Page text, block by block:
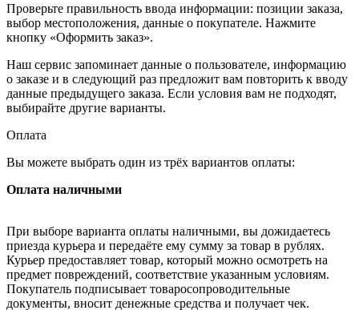
Проверьте правильность ввода информации: позиции заказа,
выбор местоположения, данные о покупателе. Нажмите
кнопку «Оформить заказ».
Наш сервис запоминает данные о пользователе, информацию
о заказе и в следующий раз предложит вам повторить к вводу
данные предыдущего заказа. Если условия вам не подходят,
выбирайте другие варианты.
Оплата
Вы можете выбрать один из трёх вариантов оплаты:
Оплата наличными
При выборе варианта оплаты наличными, вы дожидаетесь
приезда курьера и передаёте ему сумму за товар в рублях.
Курьер предоставляет товар, который можно осмотреть на
предмет повреждений, соответствие указанным условиям.
Покупатель подписывает товаросопроводительные
документы, вносит денежные средства и получает чек.